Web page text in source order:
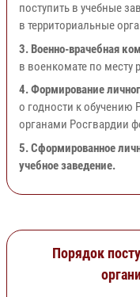
поступить в учебные
в территориальные
3. Военно-врачебная
в военкомате по месту
4. Формирование
о годности к обучению
органами Росгвардии
5. Сформированное
учебное заведение.
Порядок